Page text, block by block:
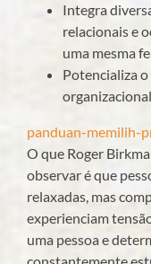
Integra
relacionais e
uma mesma
Potencializa
panduan-memilih-
O que Roger
observar é que
relaxadas, mas
experienciam
uma pessoa e